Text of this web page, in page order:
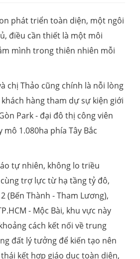
phát triển toàn diện, một ngôi
điều cần thiết là một môi
mình trong thiên nhiên mỗi
chị Thảo cũng chính là nỗi lòng
hàng tham dự sự kiện giới
Park - đại đô thị công viên
1.080ha phía Tây Bắc
tự nhiên, không lo triều
trợ lực từ hạ tầng tỷ đô,
(Bến Thành - Tham Lương),
- Mộc Bài, khu vực này
cách kết nối về trung
đất lý tưởng để kiến tạo nên
kết hợp giáo dục toàn diện,